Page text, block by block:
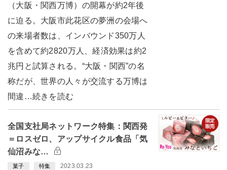
（大阪・関西万博）の開幕が約2年後
に迫る。大阪市此花区の夢洲の会場へ
の来場者数は、インバウンド350万人
を含めて約2820万人、経済効果は約2
兆円と試算される。“大阪・関西”の名
称だが、世界の人々が交流する万博は
間違…続きを読む
全国支社局ネットワーク特集：関西発
＝ロスゼロ、アップサイクル食品「気
仙沼みな…
菓子 特集 2023.03.23